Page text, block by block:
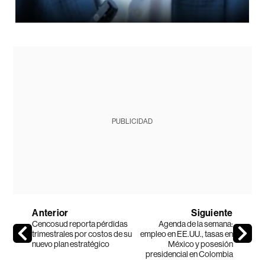
PUBLICIDAD
Anterior
Cencosud reporta pérdidas
trimestrales por costos de su
nuevo plan estratégico
Siguiente
Agenda de la semana:
empleo en EE.UU., tasas en
México y posesión
presidencial en Colombia